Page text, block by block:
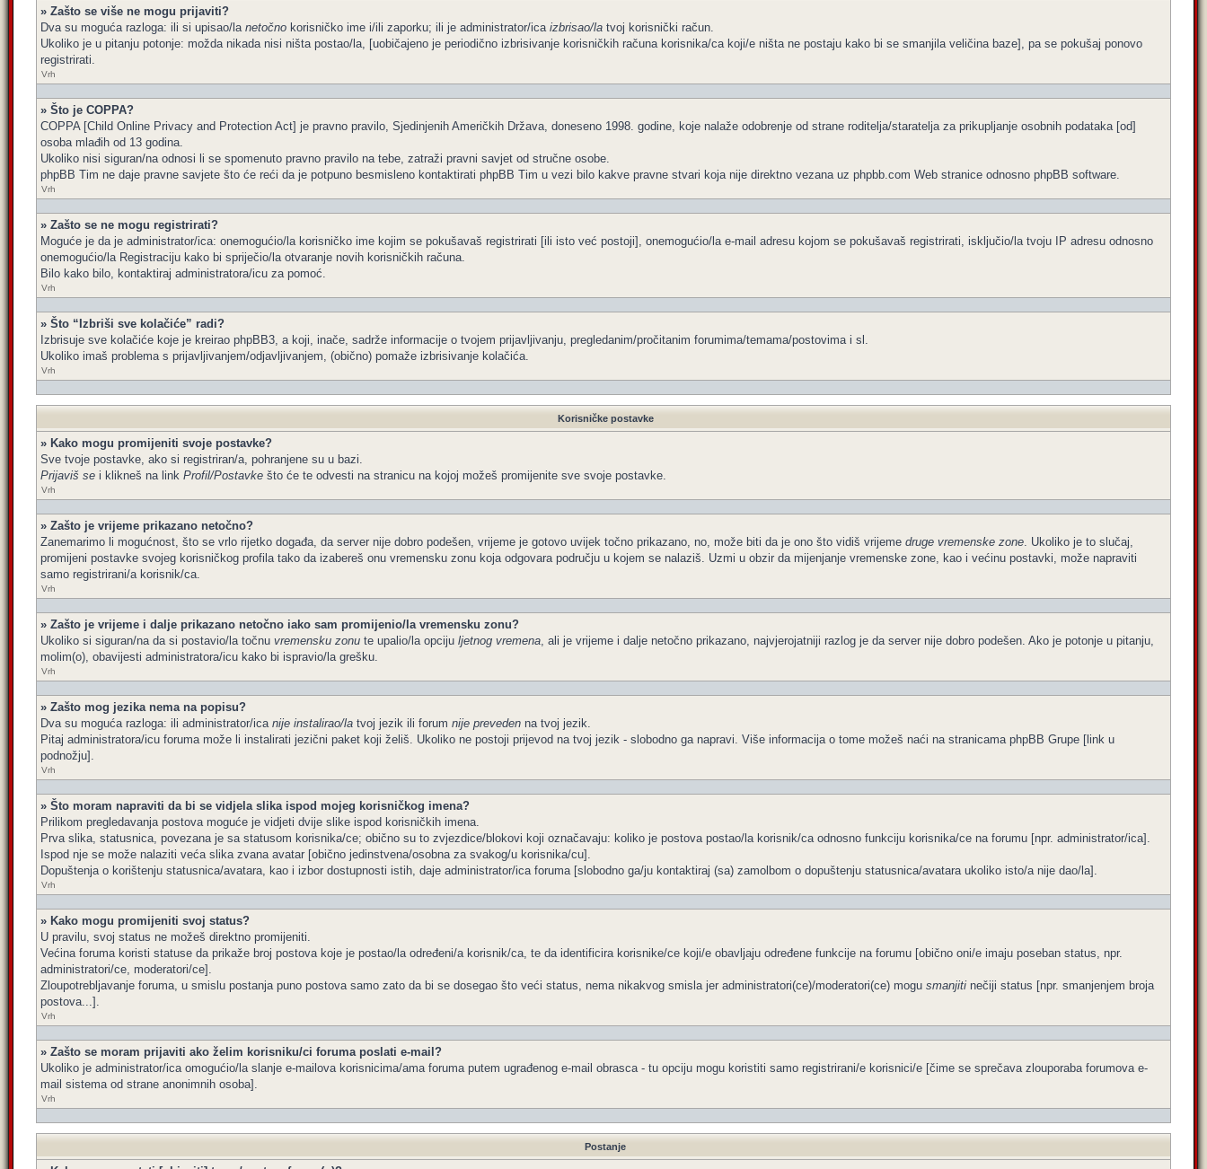
» Zašto se više ne mogu prijaviti?
Dva su moguća razloga: ili si upisao/la netočno korisničko ime i/ili zaporku; ili je administrator/ica izbrisao/la tvoj korisnički račun.
Ukoliko je u pitanju potonje: možda nikada nisi ništa postao/la, [uobičajeno je periodično izbrisivanje korisničkih računa korisnika/ca koji/e ništa ne postaju kako bi se smanjila veličina baze], pa se pokušaj ponovo
registrirati.
Vrh
» Što je COPPA?
COPPA [Child Online Privacy and Protection Act] je pravno pravilo, Sjedinjenih Američkih Država, doneseno 1998. godine, koje nalaže odobrenje od strane roditelja/staratelja za prikupljanje osobnih podataka [od]
osoba mlađih od 13 godina.
Ukoliko nisi siguran/na odnosi li se spomenuto pravno pravilo na tebe, zatraži pravni savjet od stručne osobe.
phpBB Tim ne daje pravne savjete što će reći da je potpuno besmisleno kontaktirati phpBB Tim u vezi bilo kakve pravne stvari koja nije direktno vezana uz phpbb.com Web stranice odnosno phpBB software.
Vrh
» Zašto se ne mogu registrirati?
Moguće je da je administrator/ica: onemogućio/la korisničko ime kojim se pokušavaš registrirati [ili isto već postoji], onemogućio/la e-mail adresu kojom se pokušavaš registrirati, isključio/la tvoju IP adresu odnosno
onemogućio/la Registraciju kako bi spriječio/la otvaranje novih korisničkih računa.
Bilo kako bilo, kontaktiraj administratora/icu za pomoć.
Vrh
» Što “Izbriši sve kolačiće” radi?
Izbrisuje sve kolačiće koje je kreirao phpBB3, a koji, inače, sadrže informacije o tvojem prijavljivanju, pregledanim/pročitanim forumima/temama/postovima i sl.
Ukoliko imaš problema s prijavljivanjem/odjavljivanjem, (obično) pomaže izbrisivanje kolačića.
Vrh
Korisničke postavke
» Kako mogu promijeniti svoje postavke?
Sve tvoje postavke, ako si registriran/a, pohranjene su u bazi.
Prijaviš se i klikneš na link Profil/Postavke što će te odvesti na stranicu na kojoj možeš promijenite sve svoje postavke.
Vrh
» Zašto je vrijeme prikazano netočno?
Zanemarimo li mogućnost, što se vrlo rijetko događa, da server nije dobro podešen, vrijeme je gotovo uvijek točno prikazano, no, može biti da je ono što vidiš vrijeme druge vremenske zone. Ukoliko je to slučaj,
promijeni postavke svojeg korisničkog profila tako da izabereš onu vremensku zonu koja odgovara području u kojem se nalaziš. Uzmi u obzir da mijenjanje vremenske zone, kao i većinu postavki, može napraviti
samo registrirani/a korisnik/ca.
Vrh
» Zašto je vrijeme i dalje prikazano netočno iako sam promijenio/la vremensku zonu?
Ukoliko si siguran/na da si postavio/la točnu vremensku zonu te upalio/la opciju ljetnog vremena, ali je vrijeme i dalje netočno prikazano, najvjerojatniji razlog je da server nije dobro podešen. Ako je potonje u pitanju,
molim(o), obavijesti administratora/icu kako bi ispravio/la grešku.
Vrh
» Zašto mog jezika nema na popisu?
Dva su moguća razloga: ili administrator/ica nije instalirao/la tvoj jezik ili forum nije preveden na tvoj jezik.
Pitaj administratora/icu foruma može li instalirati jezični paket koji želiš. Ukoliko ne postoji prijevod na tvoj jezik - slobodno ga napravi. Više informacija o tome možeš naći na stranicama phpBB Grupe [link u
podnožju].
Vrh
» Što moram napraviti da bi se vidjela slika ispod mojeg korisničkog imena?
Prilikom pregledavanja postova moguće je vidjeti dvije slike ispod korisničkih imena.
Prva slika, statusnica, povezana je sa statusom korisnika/ce; obično su to zvjezdice/blokovi koji označavaju: koliko je postova postao/la korisnik/ca odnosno funkciju korisnika/ce na forumu [npr. administrator/ica].
Ispod nje se može nalaziti veća slika zvana avatar [obično jedinstvena/osobna za svakog/u korisnika/cu].
Dopuštenja o korištenju statusnica/avatara, kao i izbor dostupnosti istih, daje administrator/ica foruma [slobodno ga/ju kontaktiraj (sa) zamolbom o dopuštenju statusnica/avatara ukoliko isto/a nije dao/la].
Vrh
» Kako mogu promijeniti svoj status?
U pravilu, svoj status ne možeš direktno promijeniti.
Većina foruma koristi statuse da prikaže broj postova koje je postao/la određeni/a korisnik/ca, te da identificira korisnike/ce koji/e obavljaju određene funkcije na forumu [obično oni/e imaju poseban status, npr.
administratori/ce, moderatori/ce].
Zloupotrebljavanje foruma, u smislu postanja puno postova samo zato da bi se dosegao što veći status, nema nikakvog smisla jer administratori(ce)/moderatori(ce) mogu smanjiti nečiji status [npr. smanjenjem broja
postova...].
Vrh
» Zašto se moram prijaviti ako želim korisniku/ci foruma poslati e-mail?
Ukoliko je administrator/ica omogućio/la slanje e-mailova korisnicima/ama foruma putem ugrađenog e-mail obrasca - tu opciju mogu koristiti samo registrirani/e korisnici/e [čime se sprečava zlouporaba forumova e-
mail sistema od strane anonimnih osoba].
Vrh
Postanje